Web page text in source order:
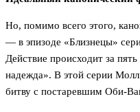
Но, помимо всего этого,
— в эпизоде «Близнецы»
Действие происходит за
надежда». В этой серии
битву с постаревшим Оби-